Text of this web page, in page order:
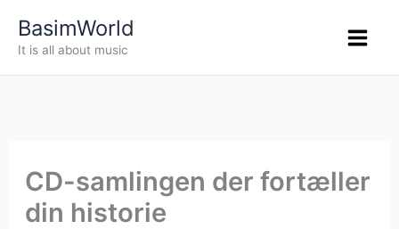
BasimWorld
It is all about music
CD-samlingen der fortæller
din historie